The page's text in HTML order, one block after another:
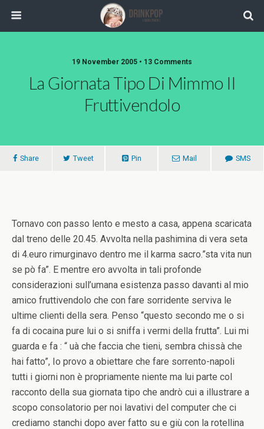
19 November 2005 • 13 Comments
La Giornata Tipo Di Mimmo Il
Fruttivendolo
Share Tweet Pin Mail SMS
Tornavo con passo lento e mesto a casa, appena scaricata
dal treno delle 20.45. Avvolta nella pashimina di vera seta
di 4.euro rimurginavo dentro me il karma sacro.”sta vita nun
se pò fa”. E mentre ero avvolta in tali profonde
considerazioni sull’umana esistenza passo davanti al mio
amico fruttivendolo che con fare sorridente serviva le
ultime clienti della sera. Penso “questo secondo me o si
fa di cocaina pure lui o si sniffa i vermi della frutta”. Lui mi
guarda e fa : “ uà che faccia che tieni, sembra chissà che
hai fatto”, Io provo a obiettare che fare sorrento-napoli
tutti i giorni non è propriamente niente ma lui parte col
racconto della sua giornata tipo che andrò cui a illustrare a
scopo consolatorio per noi lavativi del computer che ci
crediamo stanchi dopo aver fatto su e giù con la rotellina